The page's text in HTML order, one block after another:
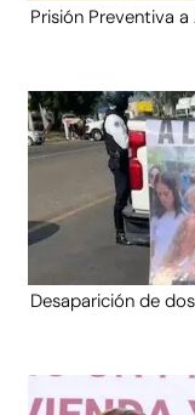
Prisión Preventiva
Desaparición de